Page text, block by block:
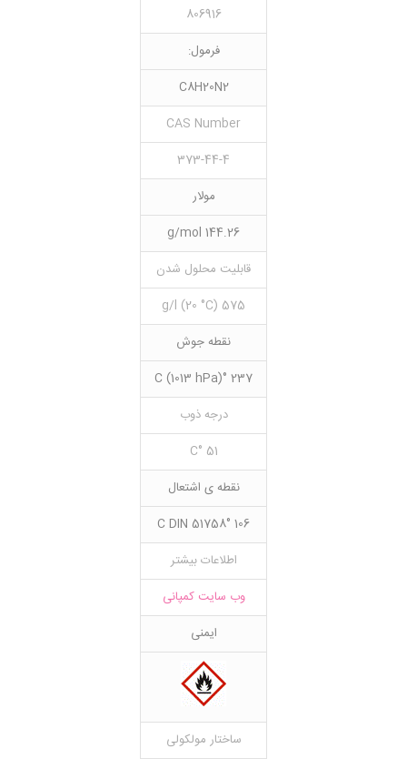
806916
فرمول:
C8H20N2
CAS Number
373-44-4
مولار
144.26 g/mol
قابلیت محلول شدن
575 g/l (20 °C)
نقطه جوش
237 °C (1013 hPa)
درجه ذوب
51 °C
نقطه ی اشتعال
106 °C DIN 51758
اطلاعات بیشتر
وب سایت کمپانی
ایمنی
ساختار مولکولی